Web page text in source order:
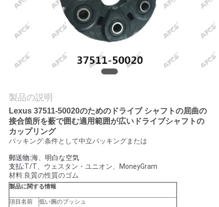
合
わ
せ
ニ
ュ
製品の説明
Lexus 37511-50020のためのドライブ シャフトの屈曲の
接合箇所を薮で囲む適用範囲が広いドライブシャフトの
カップリング
パッキング:条件として中立パッキングまたは
郵送物:海、明白な空気
支払:T/T、ウェスタン・ユニオン、MoneyGram
材料:良質の性質のゴム
製品に関する情報
項目名前 低い腕のブッシュ